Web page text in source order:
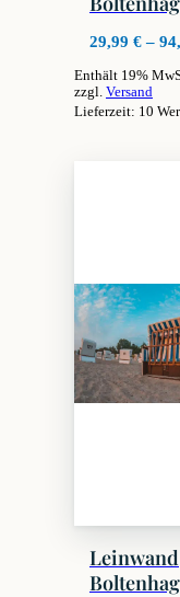
29,99 € –
Enthält 19%
zzgl. Versand
Lieferzeit: 10
Optionen
können
auf
der
Produktseite
gewählt
werden
Leinwand